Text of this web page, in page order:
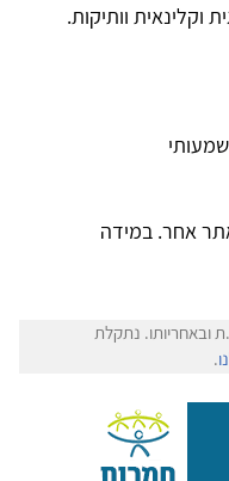
וקלינאית וותיקות.
אחר. במידה
ובאחריותו. נתקלת
.